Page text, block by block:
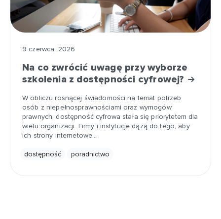
9 czerwca, 2026
Na co zwrócić uwagę przy wyborze
szkolenia z dostępności cyfrowej?
W obliczu rosnącej świadomości na temat potrzeb
osób z niepełnosprawnościami oraz wymogów
prawnych, dostępność cyfrowa stała się priorytetem dla
wielu organizacji. Firmy i instytucje dążą do tego, aby
ich strony internetowe…
dostępność poradnictwo